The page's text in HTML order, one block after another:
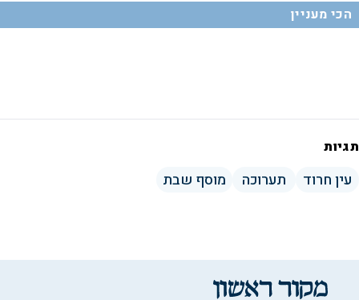
הכי מעניין
תגיות
עין חרוד תערוכה מוסף שבת